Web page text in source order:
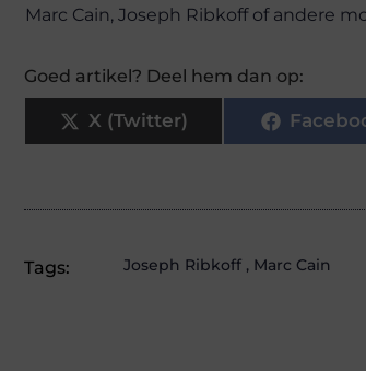
Marc Cain, Joseph Ribkoff of andere
Goed artikel? Deel hem dan op:
X (Twitter)
Tags: Joseph Ribkoff , Marc Cain